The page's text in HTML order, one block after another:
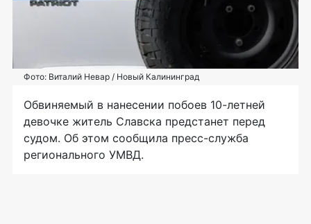
Фото: Виталий Невар / Новый Калининград
Обвиняемый в нанесении побоев 10-летней
девочке житель Славска предстанет перед
судом. Об этом сообщила пресс-служба
регионального УМВД.